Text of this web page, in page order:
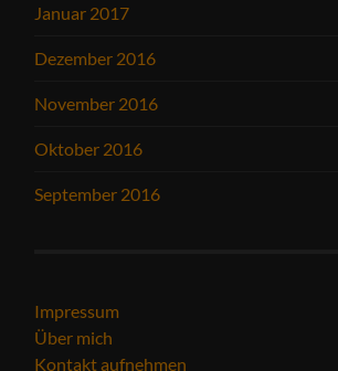
Januar 2017
Dezember 2016
November 2016
Oktober 2016
September 2016
Impressum
Über mich
Kontakt aufnehmen